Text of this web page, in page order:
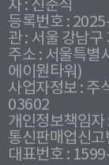
자 : 신준식
등록번호 :
관 : 서울 강남
주소 : 서울특별
에이원타워)
사업자정보 : 주
03602
개인정보책임자
통신판매업신
대표번호 :